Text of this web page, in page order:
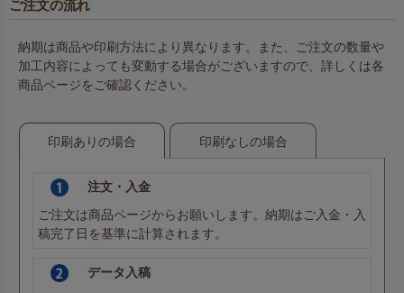
ご注文の流れ
納期は商品や印刷方法により異なります。また、ご注文の数量や
加工内容によっても変動する場合がございますので、詳しくは各
商品ページをご確認ください。
印刷ありの場合 印刷なしの場合
注文・入金
ご注文は商品ページからお願いします。納期はご入金・入
稿完了日を基準に計算されます。
データ入稿